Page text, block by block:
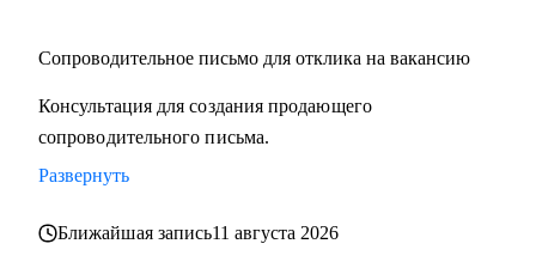
• выбор среди нескольких вариантов развития карьеры
Кому могу помочь:
Как молодым специалистам, так и руководителям в сферах:
• образование
Сопроводительное письмо для отклика на вакансию
Консультация для создания продающего
сопроводительного письма.
Развернуть
Ближайшая запись11 августа 2026